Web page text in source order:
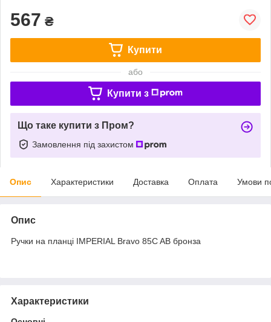
567 ₴
Купити
або
Купити з
Що таке купити з Пром?
Замовлення під захистом
Опис Характеристики Доставка Оплата Умови
Опис
Ручки на планці IMPERIAL Bravo 85C AB бронза
Характеристики